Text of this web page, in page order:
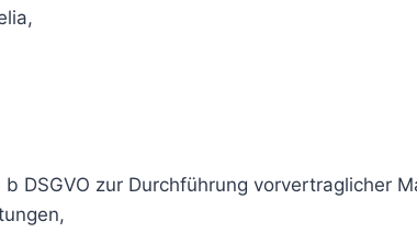
DSGVO zur Durchführung vorvertraglicher